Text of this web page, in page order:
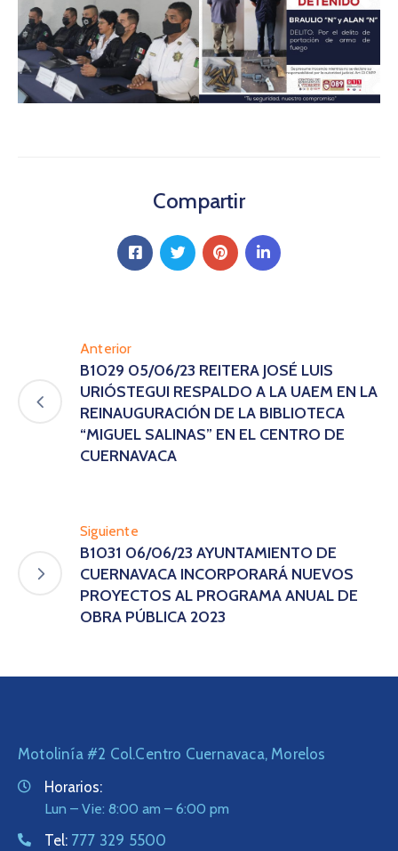
Compartir
Anterior
B1029 05/06/23 REITERA JOSÉ LUIS
URIÓSTEGUI RESPALDO A LA UAEM EN LA
REINAUGURACIÓN DE LA BIBLIOTECA
“MIGUEL SALINAS” EN EL CENTRO DE
CUERNAVACA
Siguiente
B1031 06/06/23 AYUNTAMIENTO DE
CUERNAVACA INCORPORARÁ NUEVOS
PROYECTOS AL PROGRAMA ANUAL DE
OBRA PÚBLICA 2023
Motolinía #2 Col.Centro Cuernavaca, Morelos
Horarios:
Lun – Vie: 8:00 am – 6:00 pm
Tel: 777 329 5500